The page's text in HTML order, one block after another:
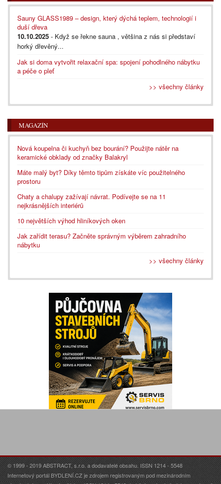
Sauny GLASS1989 – design, který dýchá teplem, technologií i
duší dřeva
10.10.2025 - Když se řekne sauna , většina z nás si představí
horký dřevěný...
Jak si doma vytvořit relaxační spa: spojení pohodlného nábytku
a péče o pleť
>> všechny články
MAGAZÍN
Nová koupelna či kuchyň bez bourání? Použijte nátěr na
keramické obklady od značky Balakryl
Máte malý byt? Díky těmto tipům získáte víc použitelného
prostoru
Chaty a chalupy zažívají návrat. Podívejte se na 11
nejkrásnějších interiérů
10 největších výhod hliníkových oken
Jak zařídit terasu? Začněte správným výběrem zahradního
nábytku
>> všechny články
© 1999 - 2019 ABSTRACT, s.r.o. a dodavatelé obsahu. ISSN 1214 - 5548
Internetový portál BYDLENÍ.CZ je zdrojem registrovaným pod mezinárodním